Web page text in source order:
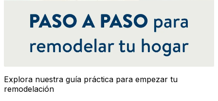
Explora nuestra guía práctica para empezar tu
remodelación